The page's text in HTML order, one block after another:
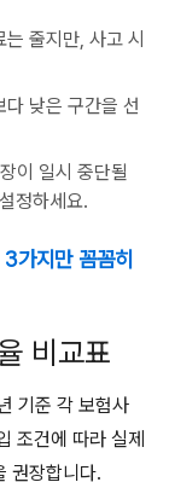
줄지만, 사고 시
낮은 구간을 선
이 일시 중단될
정하세요.
3가지만 꼼꼼히
비교표
기준 각 보험사
조건에 따라 실제
권장합니다.